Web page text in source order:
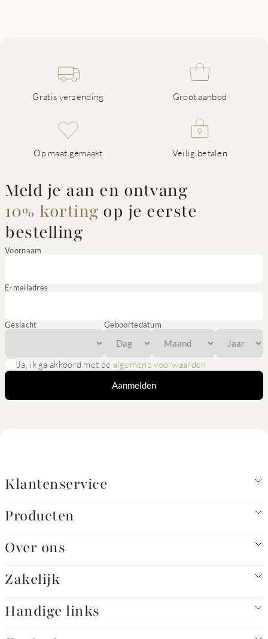
Gratis verzending Groot aanbod
Op maat gemaakt Veilig betalen
Meld je aan en ontvang
10% korting op je eerste
bestelling
Voornaam
E-mailadres
Geslacht Geboortedatum
Ja, ik ga akkoord met de algemene voorwaarden
Aanmelden
Klantenservice
Producten
Over ons
Zakelijk
Handige links